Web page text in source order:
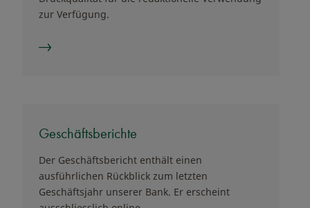
zur Verfügung.
Geschäftsberichte
Der Geschäftsbericht enthält einen
ausführlichen Rückblick zum letzten
Geschäftsjahr unserer Bank. Er erscheint